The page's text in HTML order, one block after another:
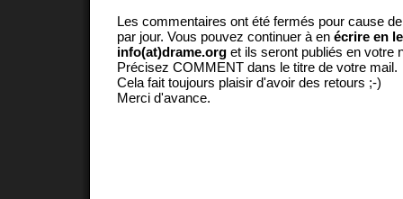
Les commentaires ont été fermés pour cause
par jour. Vous pouvez continuer à en écrire en
info(at)drame.org et ils seront publiés en votre
Précisez COMMENT dans le titre de votre mail.
Cela fait toujours plaisir d'avoir des retours ;-)
Merci d'avance.